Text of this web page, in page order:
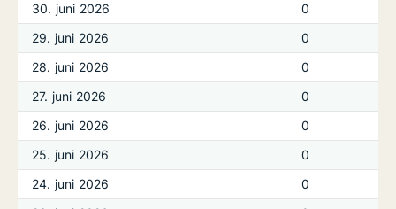
30. juni 2026
0
29. juni 2026
0
28. juni 2026
0
27. juni 2026
0
26. juni 2026
0
25. juni 2026
0
24. juni 2026
0